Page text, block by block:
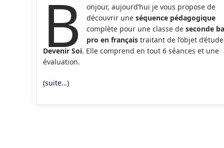
publication :
B
onjour, aujourd’hui je vous propose de
découvrir uneséquence pédagogique
complète pour une classe deseconde
pro en français traitant de l’objet
Devenir Soi. Elle comprend en tout 6 séances et une
évaluation.
(suite…)